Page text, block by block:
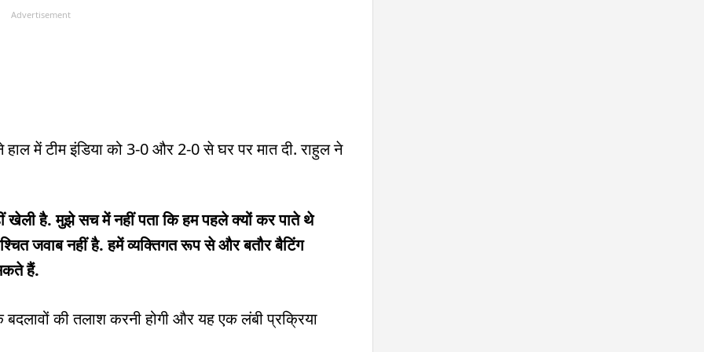
Advertisement
में टीम इंडिया को 3-0 और 2-0 से घर पर मात दी. राहुल ने
है. मुझे सच में नहीं पता कि हम पहले क्यों कर पाते थे
जवाब नहीं है. हमें व्यक्तिगत रूप से और बतौर बैटिंग
हैं.
की तलाश करनी होगी और यह एक लंबी प्रक्रिया